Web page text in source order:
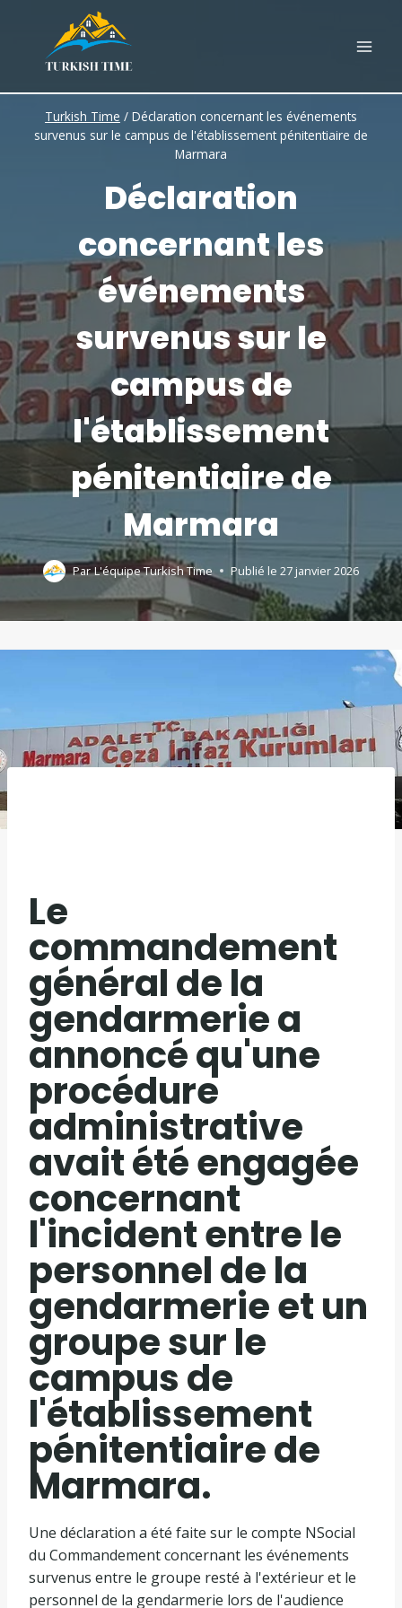
content
Turkish Time / Déclaration concernant les événements
survenus sur le campus de l'établissement pénitentiaire de
Marmara
Déclaration
concernant les
événements
survenus sur le
campus de
l'établissement
pénitentiaire de
Marmara
ParL'équipe Turkish Time Publié le 27 janvier 2026
Le
commandement
général de la
gendarmerie a
annoncé qu'une
procédure
administrative
avait été engagée
concernant
l'incident entre le
personnel de la
gendarmerie et un
groupe sur le
campus de
l'établissement
pénitentiaire de
Marmara.
Une déclaration a été faite sur le compte NSocial
du Commandement concernant les événements
survenus entre le groupe resté à l'extérieur et le
personnel de la gendarmerie lors de l'audience